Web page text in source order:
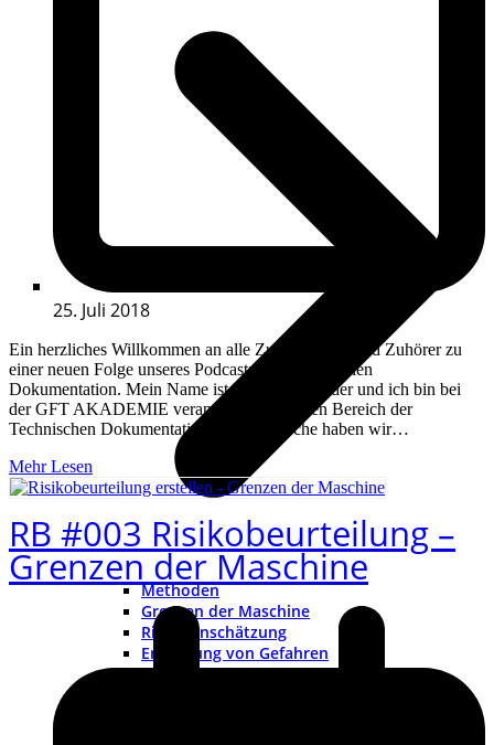
Methoden
Grenzen der Maschine
Risikoeinschätzung
Ermittlung von Gefahren
Risikobewertung
25. Juli 2018
Ein herzliches Willkommen an alle Zuhörerinnen und Zuhörer zu
einer neuen Folge unseres Podcasts zur Technischen
Dokumentation. Mein Name ist Florian Schmider und ich bin bei
der GFT AKADEMIE verantwortlich für den Bereich der
Technischen Dokumentation. Letzte Woche haben wir…
Mehr Lesen
RB #003 Risikobeurteilung –
Grenzen der Maschine